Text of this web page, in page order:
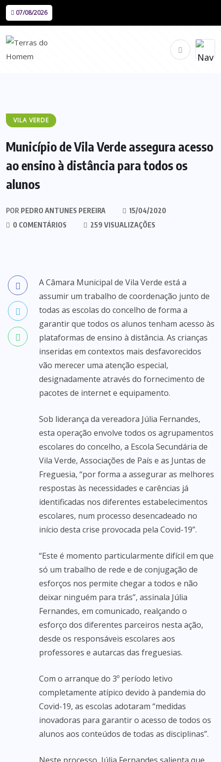
07/08/2026
VILA VERDE
Município de Vila Verde assegura acesso
ao ensino à distância para todos os
alunos
POR PEDRO ANTUNES PEREIRA
15/04/2020
0 COMENTÁRIOS
259 VISUALIZAÇÕES
A Câmara Municipal de Vila Verde está a
assumir um trabalho de coordenação junto de
todas as escolas do concelho de forma a
garantir que todos os alunos tenham acesso às
plataformas de ensino à distância. As crianças
inseridas em contextos mais desfavorecidos
vão merecer uma atenção especial,
designadamente através do fornecimento de
pacotes de internet e equipamento.
Sob liderança da vereadora Júlia Fernandes,
esta operação envolve todos os agrupamentos
escolares do concelho, a Escola Secundária de
Vila Verde, Associações de País e as Juntas de
Freguesia, “por forma a assegurar as melhores
respostas às necessidades e carências já
identificadas nos diferentes estabelecimentos
escolares, num processo desencadeado no
início desta crise provocada pela Covid-19”.
“Este é momento particularmente difícil em que
só um trabalho de rede e de conjugação de
esforços nos permite chegar a todos e não
deixar ninguém para trás”, assinala Júlia
Fernandes, em comunicado, realçando o
esforço dos diferentes parceiros nesta ação,
desde os responsáveis escolares aos
professores e autarcas das freguesias.
Com o arranque do 3º período letivo
completamente atípico devido à pandemia do
Covid-19, as escolas adotaram “medidas
inovadoras para garantir o acesso de todos os
alunos aos conteúdos de todas as disciplinas”.